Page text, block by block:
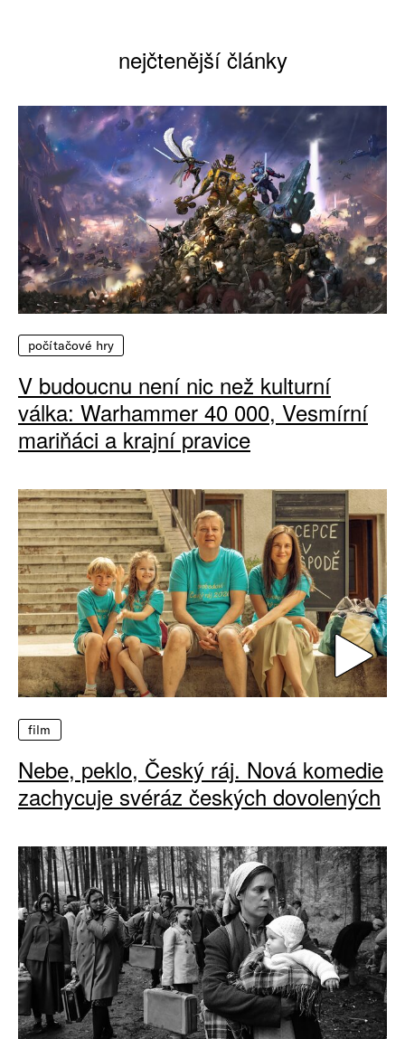
nejčtenější články
počítačové hry
V budoucnu není nic než kulturní
válka: Warhammer 40 000, Vesmírní
mariňáci a krajní pravice
film
Nebe, peklo, Český ráj. Nová komedie
zachycuje svéráz českých dovolených